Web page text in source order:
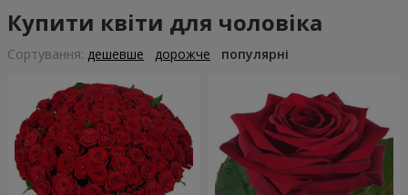
Купити квіти для чоловіка
Сортування: дешевше дорожче популярні